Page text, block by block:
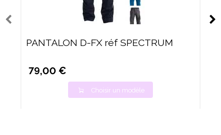
PANTALON D-FX réf SPECTRUM
79,00 €
Choisir un modèle